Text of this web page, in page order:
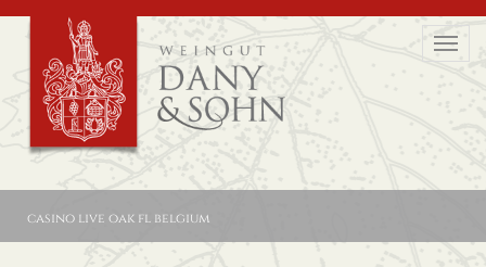
casino live oak fl belgium